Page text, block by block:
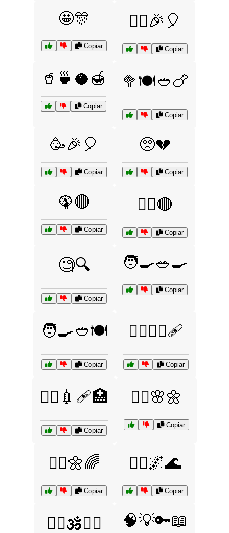
🤩🎊
Copiar
🤸‍♀️🎉🎈
Copiar
🥤🍵🥥🍯
Copiar
🥦🍽️🥙🍗
Copiar
🥳🎉🎈
Copiar
🥺💔
Copiar
🦚🔴
Copiar
🦸‍♂️🔴
Copiar
🧐🔍
Copiar
🧑‍🍳🥗🍳
Copiar
🧑‍🍳🥙🍽️
Copiar
🧑‍⚕️👩‍⚕️🩹
Copiar
🧑‍⚕️💉🩹🏥
Copiar
🧘‍♀️🌸🌼
Copiar
🧘‍♀️🌼🌈
Copiar
🧘‍♂️🌌🌊
Copiar
🧘‍♂️🕉️💆‍♀️ 🧠💡🔑📖